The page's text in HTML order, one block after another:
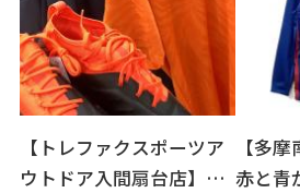
【トレファクスポーツア
ウトドア入間扇台店】サ
【多
赤と青